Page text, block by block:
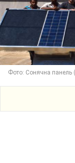
Фото: Сонячна панель